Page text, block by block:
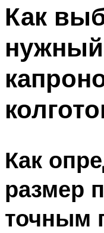
Как
Как
размер
точным